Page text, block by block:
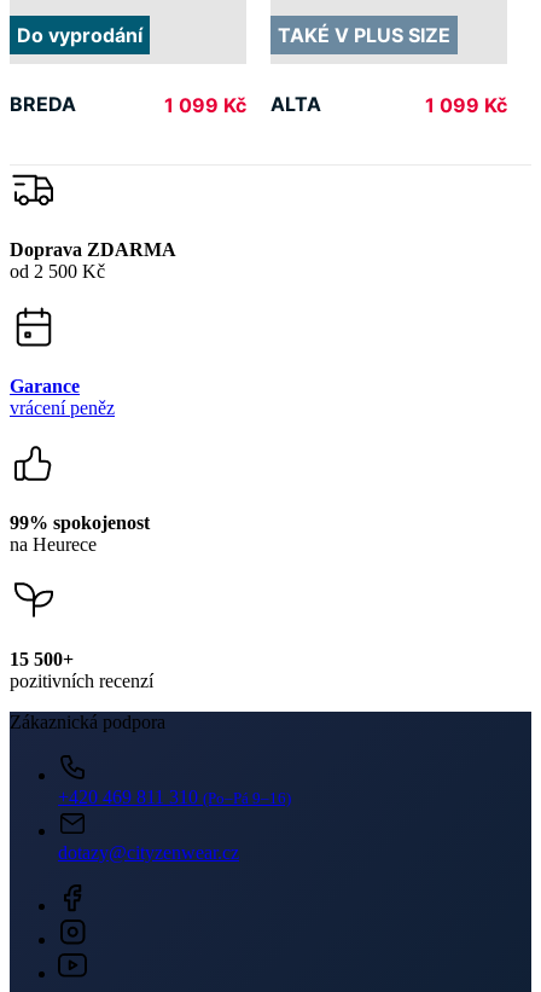
Do vyprodání
BREDA 1 099 Kč
TAKÉ V PLUS SIZE
ALTA 1 099 Kč
Doprava ZDARMA
od 2 500 Kč
Garance
vrácení peněz
99% spokojenost
na Heurece
15 500+
pozitivních recenzí
Zákaznická podpora
+420 469 811 310 (Po–Pá 9–16)
dotazy@cityzenwear.cz